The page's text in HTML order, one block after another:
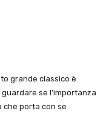
grande classico è
se l’importanza
che porta con se